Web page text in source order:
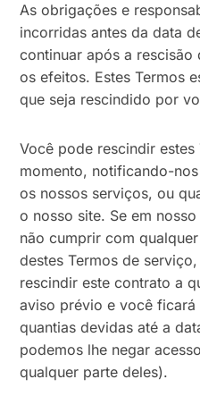
As obrigações e
incorridas antes da data
continuar após a
os efeitos. Estes Termos
que seja rescindido por
Você pode rescindir estes
momento, notificando-
os nossos serviços, ou
o nosso site. Se em
não cumprir com
destes Termos de
rescindir este contrato a
aviso prévio e você
quantias devidas até a
podemos lhe negar
qualquer parte deles).